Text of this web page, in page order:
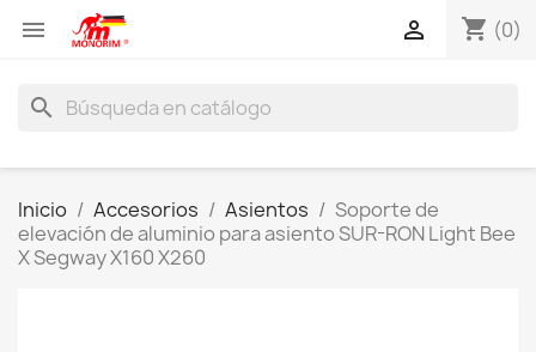
 shopping_cart (0)

search
Inicio Accesorios Asientos
Soporte de
elevación de aluminio para asiento SUR-RON Light Bee
X Segway X160 X260